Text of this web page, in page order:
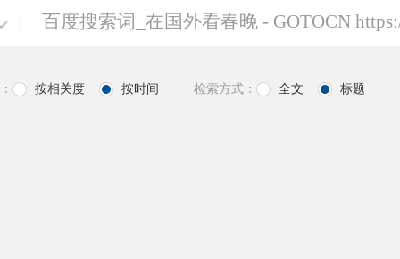
按相关度 按时间 检索方式： 全文 标题